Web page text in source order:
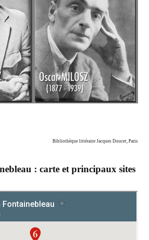
Bibliothèque littéraire Jacques Doucet, Paris
: carte et principaux sites